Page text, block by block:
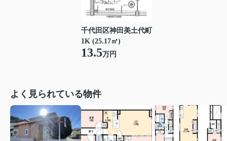
千代田区神田美土代町
1K (25.17㎡)
13.5万円
よく見られている物件